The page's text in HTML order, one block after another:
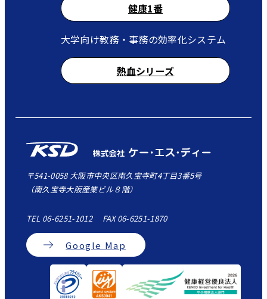
健康1番
大学向け教務・事務の効率化システム
熱血シリーズ
〒541-0058 大阪市中央区南久宝寺町4丁目3番5号
（南久宝寺大阪産業ビル８階）
TEL 06-6251-1012 FAX 06-6251-1870
Google Map